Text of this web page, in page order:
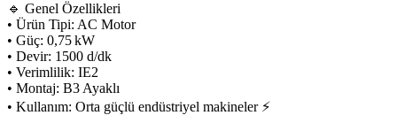
🔹 Genel Özellikleri
• Ürün Tipi: AC Motor
• Güç: 0,75 kW
• Devir: 1500 d/dk
• Verimlilik: IE2
• Montaj: B3 Ayaklı
• Kullanım: Orta güçlü endüstriyel makineler ⚡